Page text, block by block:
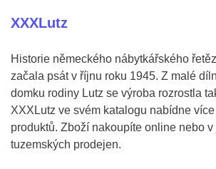
XXXLutz
Historie německého nábytkářského
začala psát v říjnu roku 1945. Z malé
domku rodiny Lutz se výroba rozrostla
XXXLutz ve svém katalogu nabídne
produktů. Zboží nakoupíte online nebo v
tuzemských prodejen.